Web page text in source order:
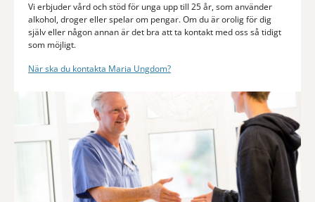
Vi erbjuder vård och stöd för unga upp till 25 år, som använder
alkohol, droger eller spelar om pengar. Om du är orolig för dig
själv eller någon annan är det bra att ta kontakt med oss så tidigt
som möjligt.
När ska du kontakta Maria Ungdom?